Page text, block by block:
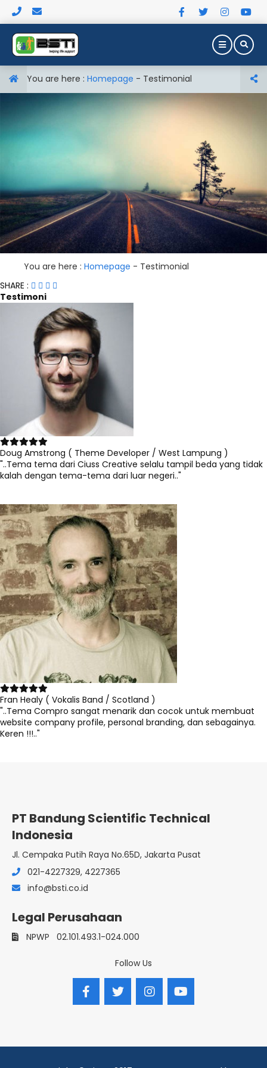
You are here : Homepage - Testimonial
You are here : Homepage - Testimonial
SHARE :
Testimoni
Doug Amstrong ( Theme Developer / West Lampung )
"..Tema tema dari Ciuss Creative selalu tampil beda yang tidak
kalah dengan tema-tema dari luar negeri.."
Fran Healy ( Vokalis Band / Scotland )
"..Tema Compro sangat menarik dan cocok untuk membuat
website company profile, personal branding, dan sebagainya.
Keren !!!.."
PT Bandung Scientific Technical
Indonesia
Jl. Cempaka Putih Raya No.65D, Jakarta Pusat
021-4227329, 4227365
info@bsti.co.id
Legal Perusahaan
NPWP 02.101.493.1-024.000
Follow Us